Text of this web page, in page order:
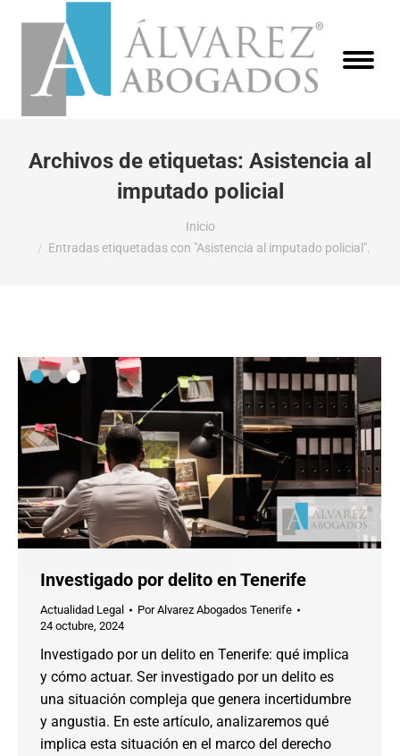
Archivos de etiquetas: Asistencia al
imputado policial
Inicio
Entradas etiquetadas con "Asistencia al imputado policial".
Investigado por delito en Tenerife
Actualidad Legal PorAlvarez Abogados Tenerife
24 octubre, 2024
Investigado por un delito en Tenerife: qué implica
y cómo actuar. Ser investigado por un delito es
una situación compleja que genera incertidumbre
y angustia. En este artículo, analizaremos qué
implica esta situación en el marco del derecho